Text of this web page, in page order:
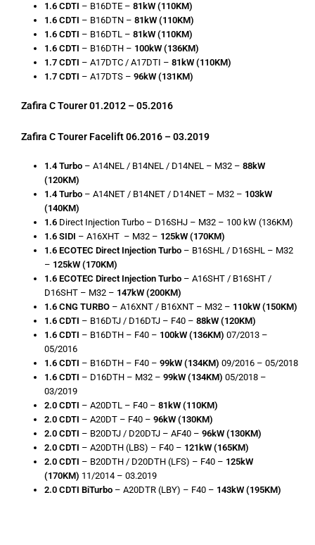
1.6 CDTI – B16DTE –81kW (110KM)
1.6 CDTI – B16DTN –81kW (110KM)
1.6 CDTI – B16DTL –81kW (110KM)
1.6 CDTI – B16DTH – 100kW (136KM)
1.7 CDTI – A17DTC / A17DTI –81kW (110KM)
1.7 CDTI – A17DTS –96kW (131KM)
Zafira C Tourer 01.2012 – 05.2016
Zafira C Tourer Facelift 06.2016 – 03.2019
1.4 Turbo – A14NEL / B14NEL / D14NEL – M32 –88kW
(120KM)
1.4 Turbo – A14NET / B14NET / D14NET – M32 – 103kW
(140KM)
1.6 Direct Injection Turbo – D16SHJ – M32 – 100 kW (136KM)
1.6 SIDI – A16XHT – M32 – 125kW (170KM)
1.6 ECOTEC Direct Injection Turbo – B16SHL / D16SHL – M32
– 125kW (170KM)
1.6 ECOTEC Direct Injection Turbo – A16SHT / B16SHT /
D16SHT – M32 – 147kW (200KM)
1.6 CNG TURBO – A16XNT / B16XNT – M32 – 110kW (150KM)
1.6 CDTI – B16DTJ / D16DTJ – F40 –88kW (120KM)
1.6 CDTI – B16DTH – F40 – 100kW (136KM)07/2013 –
05/2016
1.6 CDTI – B16DTH – F40 –99kW (134KM)09/2016 – 05/2018
1.6 CDTI – D16DTH – M32 –99kW (134KM)05/2018 –
03/2019
2.0 CDTI – A20DTL – F40 –81kW (110KM)
2.0 CDTI – A20DT – F40 –96kW (130KM)
2.0 CDTI – B20DTJ / D20DTJ – AF40 –96kW (130KM)
2.0 CDTI – A20DTH (LBS) – F40 – 121kW (165KM)
2.0 CDTI – B20DTH / D20DTH (LFS) – F40 – 125kW
(170KM) 11/2014 – 03.2019
2.0 CDTI BiTurbo – A20DTR (LBY) – F40 – 143kW (195KM)